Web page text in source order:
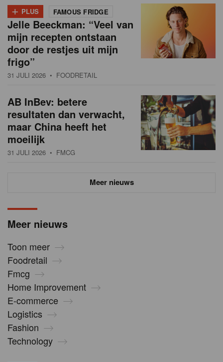
Meer nieuws
Toon meer
Foodretail
Fmcg
Home Improvement
E-commerce
Logistics
Fashion
Technology
+ PLUS FAMOUS FRIDGE
Jelle Beeckman: “Veel van
mijn recepten ontstaan
door de restjes uit mijn
frigo”
31 JULI 2026 • FOODRETAIL
AB InBev: betere
resultaten dan verwacht,
maar China heeft het
moeilijk
31 JULI 2026 • FMCG
Meer nieuws